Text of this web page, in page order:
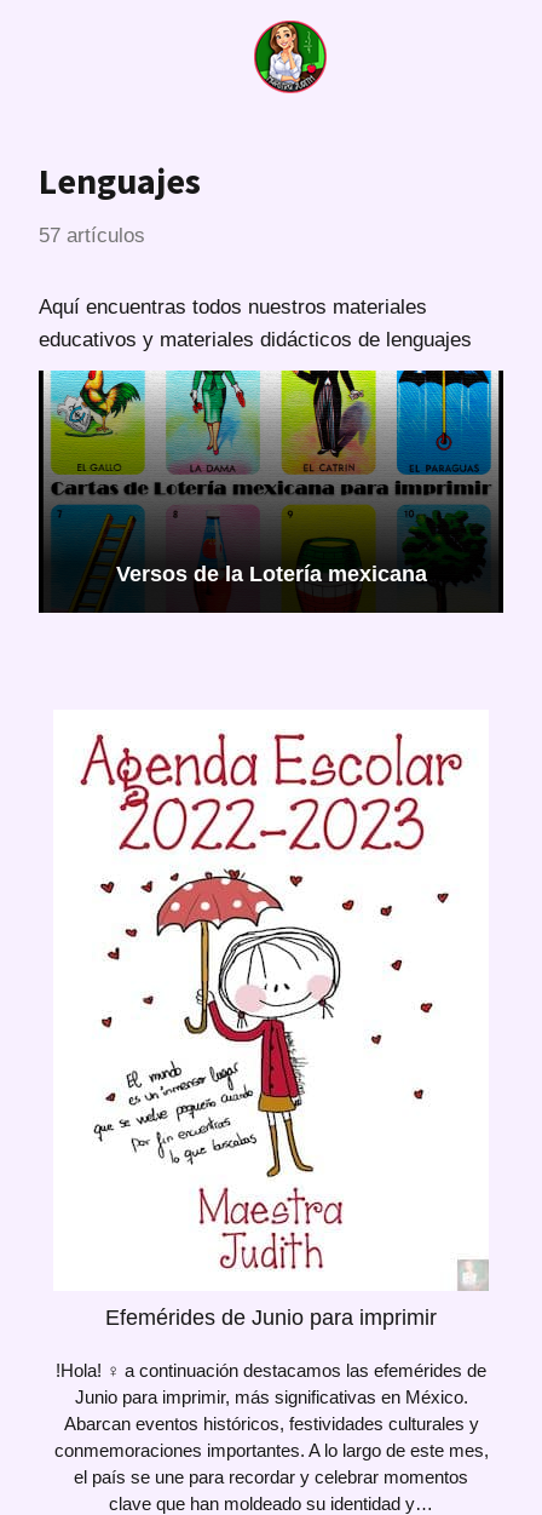
Lenguajes
57 artículos
Aquí encuentras todos nuestros materiales
educativos y materiales didácticos de lenguajes
Versos de la Lotería mexicana
Efemérides de Junio para imprimir
!Hola! ‍♀️ a continuación destacamos las efemérides de
Junio para imprimir, más significativas en México.
Abarcan eventos históricos, festividades culturales y
conmemoraciones importantes. A lo largo de este mes,
el país se une para recordar y celebrar momentos
clave que han moldeado su identidad y…